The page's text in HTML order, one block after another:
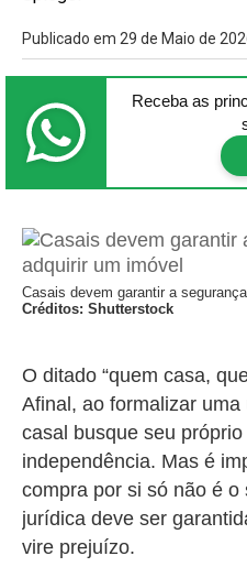
Publicado em 29 de Maio de
Receba as
Casais devem garantir a
Créditos: Shutterstock
O ditado “quem casa,
Afinal, ao formalizar
casal busque seu
independência. Mas é
compra por si só não é
jurídica deve ser
vire prejuízo.